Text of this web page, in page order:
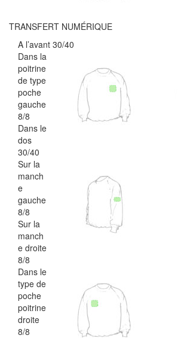
TRANSFERT NUMÉRIQUE
A l’avant 30/40
Dans la
poitrine
de type
poche
gauche
8/8
Dans le
dos
30/40
Sur la
manch
e
gauche
8/8
Sur la
manch
e droite
8/8
Dans le
type de
poche
poitrine
droite
8/8